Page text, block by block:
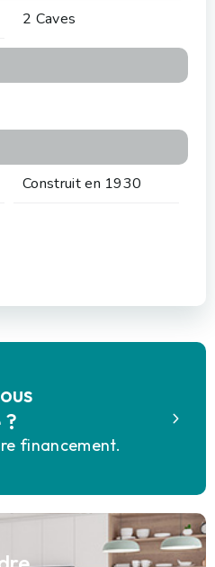
2 Caves
Construit en 1930
financement.